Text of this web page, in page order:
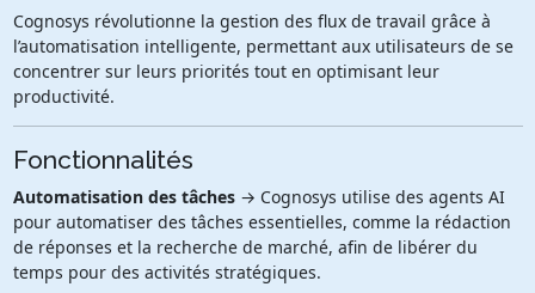
Cognosys révolutionne la gestion des flux de travail grâce à
l’automatisation intelligente, permettant aux utilisateurs de se
concentrer sur leurs priorités tout en optimisant leur
productivité.
Fonctionnalités
Automatisation des tâches→ Cognosys utilise des agents AI
pour automatiser des tâches essentielles, comme la rédaction
de réponses et la recherche de marché, afin de libérer du
temps pour des activités stratégiques.